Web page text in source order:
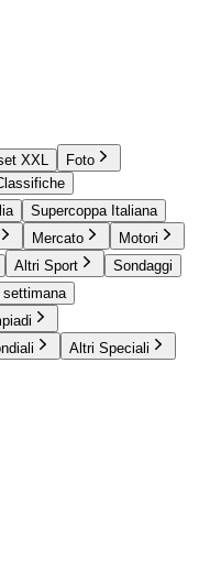
XXL
Foto
Supercoppa Italiana
Mercato
Motori
Altri Sport
Sondaggi
settimana
Altri Speciali